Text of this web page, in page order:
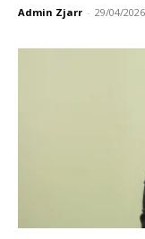
Admin Zjarr - 29/04/2026